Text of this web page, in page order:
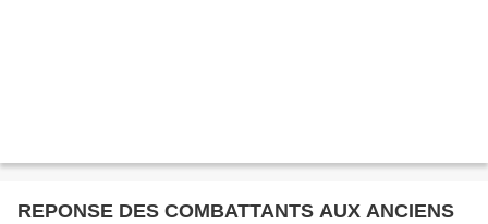
REPONSE DES COMBATTANTS AUX ANCIENS